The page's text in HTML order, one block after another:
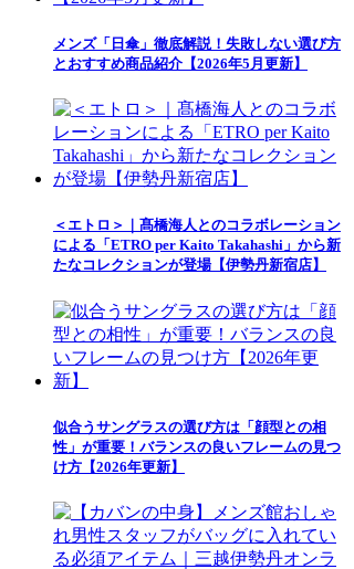
メンズ「日傘」徹底解説！失敗しない選び方
とおすすめ商品紹介【2026年5月更新】
＜エトロ＞｜髙橋海人とのコラボレーション
による「ETRO per Kaito Takahashi」から新
たなコレクションが登場【伊勢丹新宿店】
似合うサングラスの選び方は「顔型との相
性」が重要！バランスの良いフレームの見つ
け方【2026年更新】